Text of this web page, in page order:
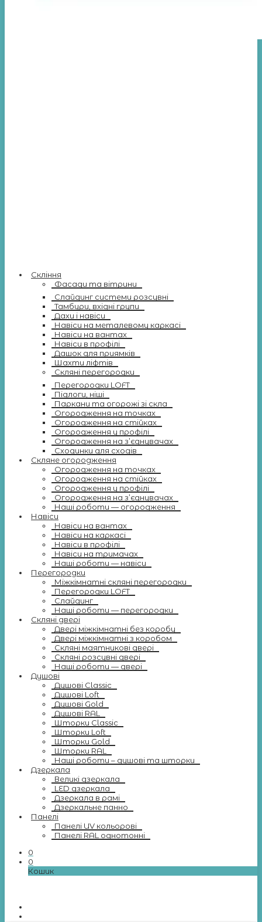
Скління
Фасади та вітрини
Слайдинг системи розсувні
Тамбури, вхідні групи
Дахи і навіси
Навіси на металевому каркасі
Навіси на вантах
Навіси в профілі
Дашок для приямків
Шахти ліфтів
Скляні перегородки
Перегородки LOFT
Підлоги, ніші
Паркани та огорожі зі скла
Огородження на точках
Огородження на стійках
Огородження у профілі
Огородження на з’єднувачах
Сходинки для сходів
Скляне огородження
Огородження на точках
Огородження на стійках
Огородження у профілі
Огородження на з’єднувачах
Наші роботи — огородження
Навіси
Навіси на вантах
Навіси на каркасі
Навіси в профілі
Навіси на тримачах
Наші роботи — навіси
Перегородки
Міжкімнатні скляні перегородки
Перегородки LOFT
Слайдинг
Наші роботи — перегородки
Скляні двері
Двері міжкімнатні без коробу
Двері міжкімнатні з коробом
Скляні маятникові двері
Скляні розсувні двері
Наші роботи — двері
Душові
Душові Classic
Душові Loft
Душові Gold
Душові RAL
Шторки Classic
Шторки Loft
Шторки Gold
Шторки RAL
Наші роботи – душові та шторки
Дзеркала
Великі дзеркала
LED дзеркала
Дзеркала в рамі
Дзеркальне панно
Панелі
Панелі UV кольорові
Панелі RAL однотонні
0
0
Кошик